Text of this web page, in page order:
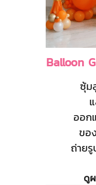
Balloon
ซุ้ม
ออก
ขอ
ถ่ายรู
ดู